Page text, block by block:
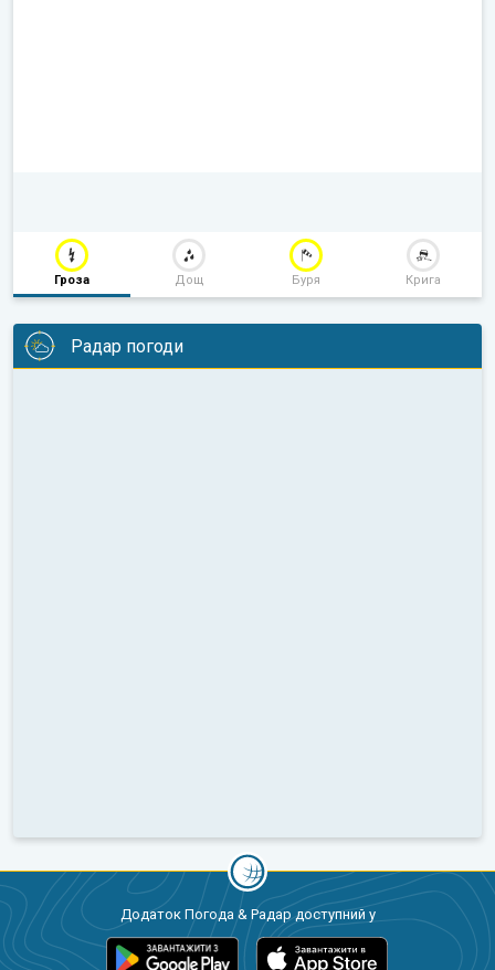
Гроза Дощ Буря Крига
Радар погоди
Додаток Погода & Радар доступний у